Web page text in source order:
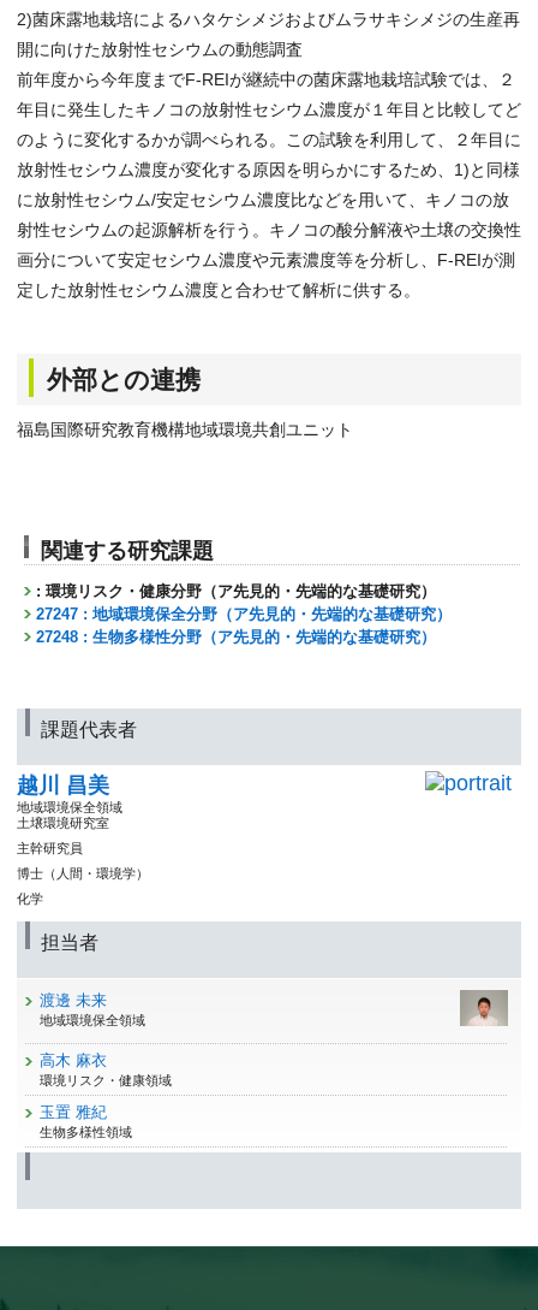
2)菌床露地栽培によるハタケシメジおよびムラサキシメジの生産再
開に向けた放射性セシウムの動態調査
前年度から今年度までF-REIが継続中の菌床露地栽培試験では、２
年目に発生したキノコの放射性セシウム濃度が１年目と比較してど
のように変化するかが調べられる。この試験を利用して、２年目に
放射性セシウム濃度が変化する原因を明らかにするため、1)と同様
に放射性セシウム/安定セシウム濃度比などを用いて、キノコの放
射性セシウムの起源解析を行う。キノコの酸分解液や土壌の交換性
画分について安定セシウム濃度や元素濃度等を分析し、F-REIが測
定した放射性セシウム濃度と合わせて解析に供する。
外部との連携
福島国際研究教育機構地域環境共創ユニット
関連する研究課題
: 環境リスク・健康分野（ア先見的・先端的な基礎研究）
27247 : 地域環境保全分野（ア先見的・先端的な基礎研究）
27248 : 生物多様性分野（ア先見的・先端的な基礎研究）
課題代表者
越川 昌美
地域環境保全領域
土壌環境研究室
主幹研究員
博士（人間・環境学）
化学
担当者
渡邊 未来
地域環境保全領域
高木 麻衣
環境リスク・健康領域
玉置 雅紀
生物多様性領域